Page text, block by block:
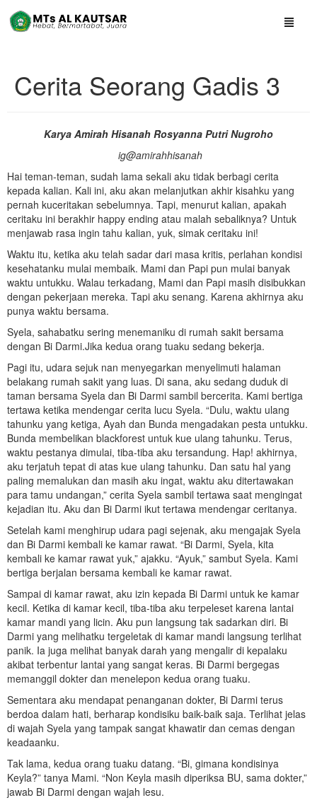
Cerita Seorang Gadis 3
Karya Amirah Hisanah Rosyanna Putri Nugroho
ig@amirahhisanah
Hai teman-teman, sudah lama sekali aku tidak berbagi cerita
kepada kalian. Kali ini, aku akan melanjutkan akhir kisahku yang
pernah kuceritakan sebelumnya. Tapi, menurut kalian, apakah
ceritaku ini berakhir happy ending atau malah sebaliknya? Untuk
menjawab rasa ingin tahu kalian, yuk, simak ceritaku ini!
Waktu itu, ketika aku telah sadar dari masa kritis, perlahan kondisi
kesehatanku mulai membaik. Mami dan Papi pun mulai banyak
waktu untukku. Walau terkadang, Mami dan Papi masih disibukkan
dengan pekerjaan mereka. Tapi aku senang. Karena akhirnya aku
punya waktu bersama.
Syela, sahabatku sering menemaniku di rumah sakit bersama
dengan Bi Darmi.Jika kedua orang tuaku sedang bekerja.
Pagi itu, udara sejuk nan menyegarkan menyelimuti halaman
belakang rumah sakit yang luas. Di sana, aku sedang duduk di
taman bersama Syela dan Bi Darmi sambil bercerita. Kami bertiga
tertawa ketika mendengar cerita lucu Syela. “Dulu, waktu ulang
tahunku yang ketiga, Ayah dan Bunda mengadakan pesta untukku.
Bunda membelikan blackforest untuk kue ulang tahunku. Terus,
waktu pestanya dimulai, tiba-tiba aku tersandung. Hap! akhirnya,
aku terjatuh tepat di atas kue ulang tahunku. Dan satu hal yang
paling memalukan dan masih aku ingat, waktu aku ditertawakan
para tamu undangan,” cerita Syela sambil tertawa saat mengingat
kejadian itu. Aku dan Bi Darmi ikut tertawa mendengar ceritanya.
Setelah kami menghirup udara pagi sejenak, aku mengajak Syela
dan Bi Darmi kembali ke kamar rawat. “Bi Darmi, Syela, kita
kembali ke kamar rawat yuk,” ajakku. “Ayuk,” sambut Syela. Kami
bertiga berjalan bersama kembali ke kamar rawat.
Sampai di kamar rawat, aku izin kepada Bi Darmi untuk ke kamar
kecil. Ketika di kamar kecil, tiba-tiba aku terpeleset karena lantai
kamar mandi yang licin. Aku pun langsung tak sadarkan diri. Bi
Darmi yang melihatku tergeletak di kamar mandi langsung terlihat
panik. Ia juga melihat banyak darah yang mengalir di kepalaku
akibat terbentur lantai yang sangat keras. Bi Darmi bergegas
memanggil dokter dan menelepon kedua orang tuaku.
Sementara aku mendapat penanganan dokter, Bi Darmi terus
berdoa dalam hati, berharap kondisiku baik-baik saja. Terlihat jelas
di wajah Syela yang tampak sangat khawatir dan cemas dengan
keadaanku.
Tak lama, kedua orang tuaku datang. “Bi, gimana kondisinya
Keyla?” tanya Mami. “Non Keyla masih diperiksa BU, sama dokter,”
jawab Bi Darmi dengan wajah lesu.